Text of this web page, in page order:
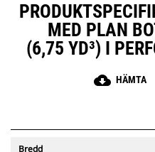
MED PLAN
(6,75 YD³) I
cloud_download HÄMTA
Bredd